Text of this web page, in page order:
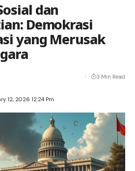
dan
Demokrasi
yang Merusak
12, 2026 12:24 Pm
3 Min Read